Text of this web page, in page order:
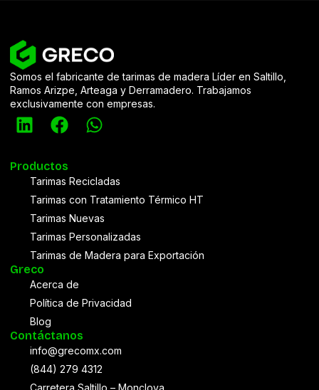
Somos el fabricante de tarimas de madera Líder en Saltillo,
Ramos Arizpe, Arteaga y Derramadero. Trabajamos
exclusivamente con empresas.
Productos
Tarimas Recicladas
Tarimas con Tratamiento Térmico HT
Tarimas Nuevas
Tarimas Personalizadas
Tarimas de Madera para Exportación
Greco
Acerca de
Política de Privacidad
Blog
Contáctanos
info@grecomx.com
(844) 279 4312
Carretera Saltillo – Monclova